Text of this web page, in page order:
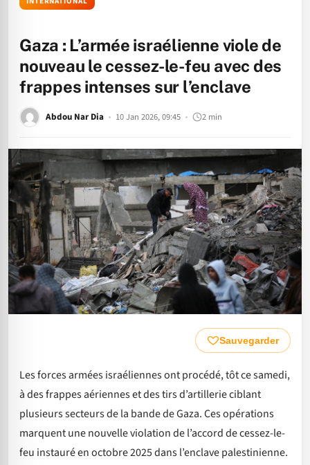
Gaza : L’armée israélienne viole de
nouveau le cessez-le-feu avec des
frappes intenses sur l’enclave
Abdou Nar Dia 10 Jan 2026, 09:45 2 min
Sauvegarder
Les forces armées israéliennes ont procédé, tôt ce samedi,
à des frappes aériennes et des tirs d’artillerie ciblant
plusieurs secteurs de la bande de Gaza. Ces opérations
marquent une nouvelle violation de l’accord de cessez-le-
feu instauré en octobre 2025 dans l’enclave palestinienne.